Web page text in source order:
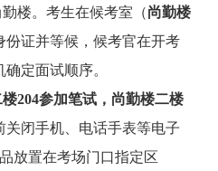
楼。考生在候考室（尚勤楼
份证并等候，候考官在开考
定面试顺序。
楼204参加笔试， 尚勤楼二楼
关闭手机、电话手表等电子
放置在考场门口指定区